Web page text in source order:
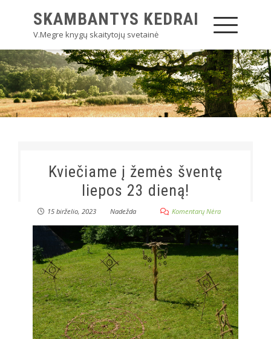
SKAMBANTYS KEDRAI
V.Megre knygų skaitytojų svetainė
Kviečiame į žemės šventę
liepos 23 dieną!
15 birželio, 2023 Nadežda Komentarų Nėra